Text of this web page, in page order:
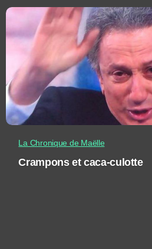
La Chronique de Maëlle
Crampons et caca-culotte